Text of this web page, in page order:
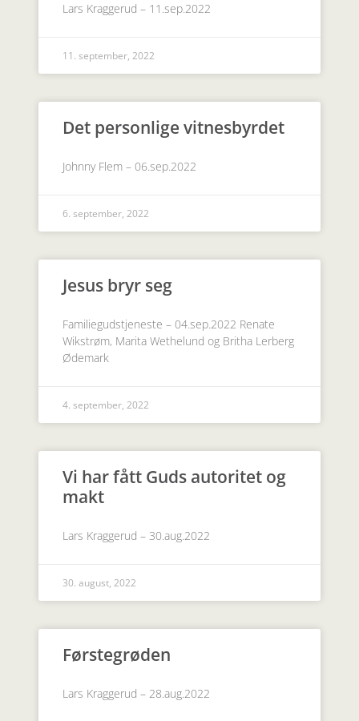
Lars Kraggerud – 11.sep.2022
11. september, 2022
Det personlige vitnesbyrdet
Johnny Flem – 06.sep.2022
6. september, 2022
Jesus bryr seg
Familiegudstjeneste – 04.sep.2022 Renate
Wikstrøm, Marita Wethelund og Britha Lerberg
Ødemark
4. september, 2022
Vi har fått Guds autoritet og
makt
Lars Kraggerud – 30.aug.2022
30. august, 2022
Førstegrøden
Lars Kraggerud – 28.aug.2022